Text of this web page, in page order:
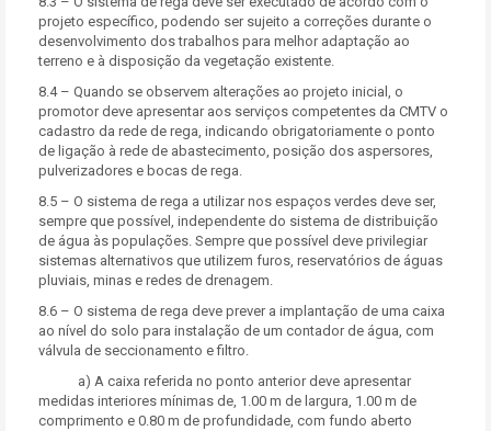
projeto específico, podendo ser sujeito a correções durante o
desenvolvimento dos trabalhos para melhor adaptação ao
terreno e à disposição da vegetação existente.
8.4 – Quando se observem alterações ao projeto inicial, o
promotor deve apresentar aos serviços competentes da CMTV o
cadastro da rede de rega, indicando obrigatoriamente o ponto
de ligação à rede de abastecimento, posição dos aspersores,
pulverizadores e bocas de rega.
8.5 – O sistema de rega a utilizar nos espaços verdes deve ser,
sempre que possível, independente do sistema de distribuição
de água às populações. Sempre que possível deve privilegiar
sistemas alternativos que utilizem furos, reservatórios de águas
pluviais, minas e redes de drenagem.
8.6 – O sistema de rega deve prever a implantação de uma caixa
ao nível do solo para instalação de um contador de água, com
válvula de seccionamento e filtro.
a) A caixa referida no ponto anterior deve apresentar
medidas interiores mínimas de, 1.00 m de largura, 1.00 m de
comprimento e 0.80 m de profundidade, com fundo aberto